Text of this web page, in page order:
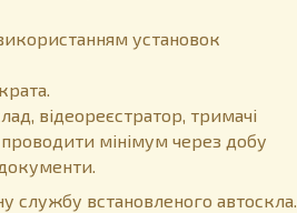
установок
відеореєстратор, тримачі
проводити мінімум через добу
службу встановленого автоскла.